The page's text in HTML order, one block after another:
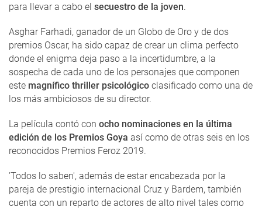
para llevar a cabo el secuestro de la joven.
Asghar Farhadi, ganador de un Globo de Oro y de dos
premios Oscar, ha sido capaz de crear un clima perfecto
donde el enigma deja paso a la incertidumbre, a la
sospecha de cada uno de los personajes que componen
este magnífico thriller psicológico clasificado como una de
los más ambiciosos de su director.
La película contó con ocho nominaciones en la última
edición de los Premios Goya así como de otras seis en los
reconocidos Premios Feroz 2019.
'Todos lo saben', además de estar encabezada por la
pareja de prestigio internacional Cruz y Bardem, también
cuenta con un reparto de actores de alto nivel tales como